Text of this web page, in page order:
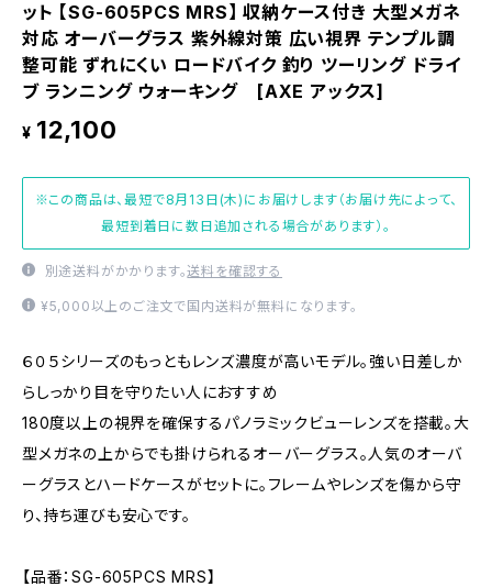
ット 【SG-605PCS MRS】 収納ケース付き 大型メガネ
対応 オーバーグラス 紫外線対策 広い視界 テンプル調
整可能 ずれにくい ロードバイク 釣り ツーリング ドライ
ブ ランニング ウォーキング [AXE アックス]
¥ 12,100
※この商品は、最短で8月13日(木)にお届けします（お届け先によって、
最短到着日に数日追加される場合があります）。
別途送料がかかります。送料を確認する
¥5,000以上のご注文で国内送料が無料になります。
６０５シリーズのもっともレンズ濃度が高いモデル。強い日差しか
らしっかり目を守りたい人におすすめ
180度以上の視界を確保するパノラミックビューレンズを搭載。大
型メガネの上からでも掛けられるオーバーグラス。人気のオーバ
ーグラスとハードケースがセットに。フレームやレンズを傷から守
り、持ち運びも安心です。
【品番：SG-605PCS MRS】